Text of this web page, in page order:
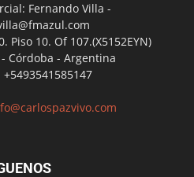
Fernando Villa -
Piso 10. Of 107.(X5152EYN)
Córdoba - Argentina